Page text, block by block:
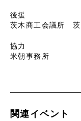
後援
茨木商工会議所 茨
協力
米朝事務所
関連イベント